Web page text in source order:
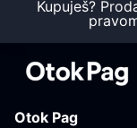
Kupuješ?
Otok Pag